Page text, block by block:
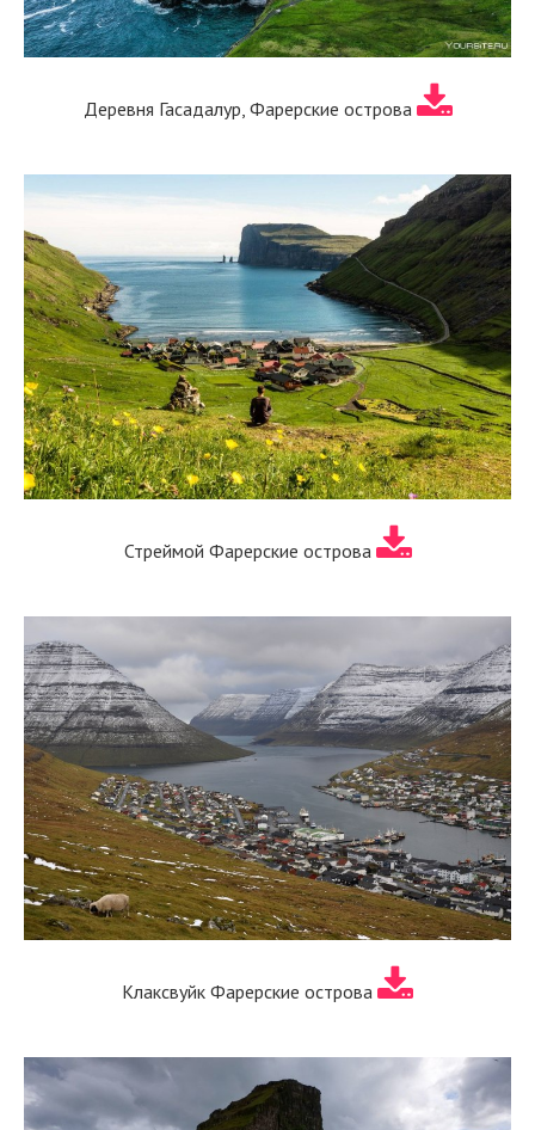
Деревня Гасадалур, Фарерские острова
Стреймой Фарерские острова
Клаксвуйк Фарерские острова